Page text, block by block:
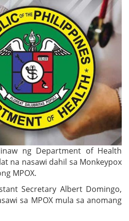
ng Department of Health
na nasawi dahil sa Monkeypox
MPOX.
Secretary Albert Domingo,
sa MPOX mula sa anomang